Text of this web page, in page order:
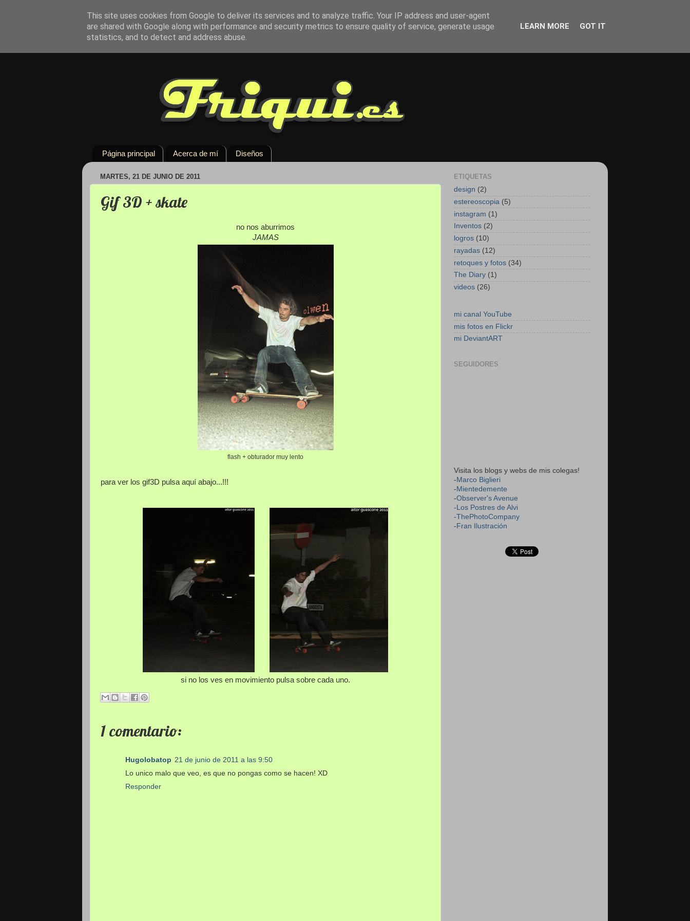
Página principal Acerca de mí Diseños
MARTES, 21 DE JUNIO DE 2011
Gif 3D + skate
no nos aburrimos
JAMAS
flash + obturador muy lento
para ver los gif3D pulsa aquí abajo...!!!
si no los ves en movimiento pulsa sobre cada uno.
1 comentario:
Hugolobatop 21 de junio de 2011 a las 9:50
Lo unico malo que veo, es que no pongas como se hacen! XD
Responder
ETIQUETAS
design (2)
estereoscopia (5)
instagram (1)
Inventos (2)
logros (10)
rayadas (12)
retoques y fotos (34)
The Diary (1)
videos (26)
mi canal YouTube
mis fotos en Flickr
mi DeviantART
SEGUIDORES
Visita los blogs y webs de mis colegas!
- Marco Biglieri
- Mientedemente
-Observer's Avenue
-Los Postres de Alvi
-ThePhotoCompany
- Fran Ilustración
This site uses cookies from Google to deliver its services and to analyze traffic. Your IP address and user-agent
are shared with Google along with performance and security metrics to ensure quality of service, generate usage
statistics, and to detect and address abuse.
LEARN MORE GOT IT